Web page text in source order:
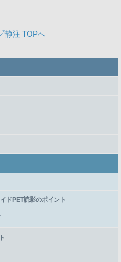
®静注 TOPへ
ドPET読影のポイント